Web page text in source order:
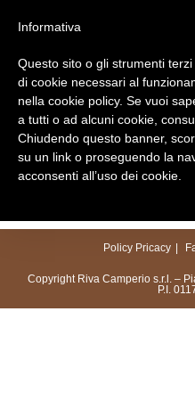
Policy Pricacy
Copyright Riva Camperio s.r.l. –
P.I.
Informativa
Questo sito o gli strumenti
di cookie necessari al
nella cookie policy. Se vuoi
a tutti o ad alcuni cookie,
Chiudendo questo banner,
su un link o proseguendo la
acconsenti all’uso dei cookie.